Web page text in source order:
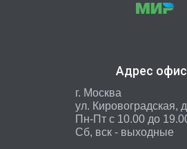
Адрес
г. Москва
ул. Кировоградская,
Пн-Пт с 10.00 до
Сб, вск - выходные